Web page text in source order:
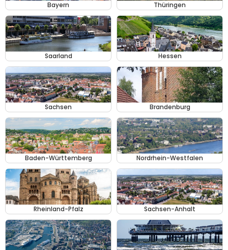
Bayern Thüringen
Saarland Hessen
Sachsen Brandenburg
Baden-Württemberg Nordrhein-Westfalen
Rheinland-Pfalz Sachsen-Anhalt